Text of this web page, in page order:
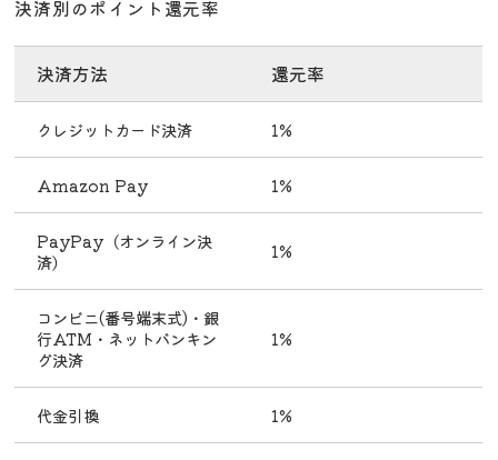
決済別のポイント還元率
決済方法 還元率
クレジットカード決済 1%
Amazon Pay 1%
PayPay（オンライン決
済）
1%
コンビニ(番号端末式)・銀
行ATM・ネットバンキン
グ決済
1%
代金引換 1%